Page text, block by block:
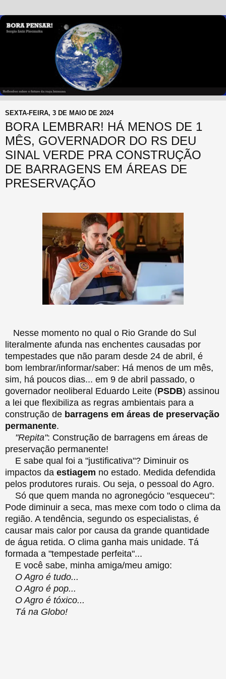
SEXTA-FEIRA, 3 DE MAIO DE 2024
BORA LEMBRAR! HÁ MENOS DE 1
MÊS, GOVERNADOR DO RS DEU
SINAL VERDE PRA CONSTRUÇÃO
DE BARRAGENS EM ÁREAS DE
PRESERVAÇÃO
Nesse momento no qual o Rio Grande do Sul
literalmente afunda nas enchentes causadas por
tempestades que não param desde 24 de abril, é
bom lembrar/informar/saber: Há menos de um mês,
sim, há poucos dias... em 9 de abril passado, o
governador neoliberal Eduardo Leite (PSDB) assinou
a lei que flexibiliza as regras ambientais para a
construção de barragens em áreas de preservação
permanente.
"Repita": Construção de barragens em áreas de
preservação permanente!
E sabe qual foi a "justificativa"? Diminuir os
impactos da estiagem no estado. Medida defendida
pelos produtores rurais. Ou seja, o pessoal do Agro.
Só que quem manda no agronegócio "esqueceu":
Pode diminuir a seca, mas mexe com todo o clima da
região. A tendência, segundo os especialistas, é
causar mais calor por causa da grande quantidade
de água retida. O clima ganha mais unidade. Tá
formada a "tempestade perfeita"...
E você sabe, minha amiga/meu amigo:
O Agro é tudo...
O Agro é pop...
O Agro é tóxico...
Tá na Globo!